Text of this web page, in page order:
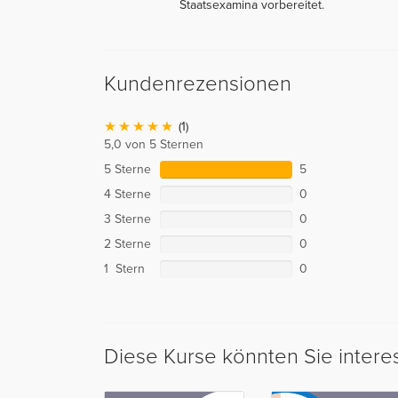
Staatsexamina vorbereitet.
Kundenrezensionen
(1)
5,0 von 5 Sternen
5 Sterne
5
4 Sterne
0
3 Sterne
0
2 Sterne
0
1 Stern
0
Diese Kurse könnten Sie